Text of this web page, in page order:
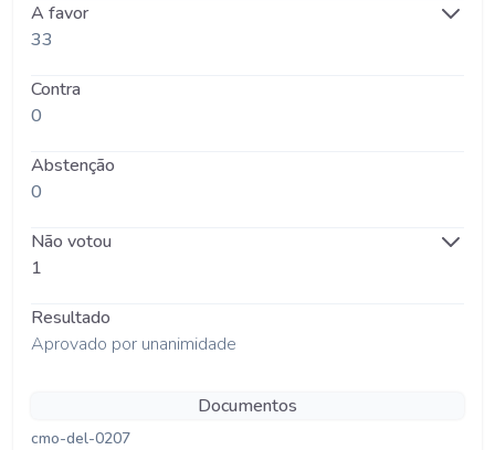
A favor
33
Contra
0
Abstenção
0
Não votou
1
Resultado
Aprovado por unanimidade
Documentos
cmo-del-0207